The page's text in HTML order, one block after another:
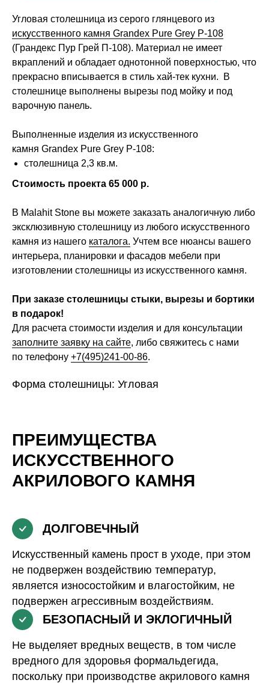
Угловая столешница из серого глянцевого из
искусственного камня Grandex Pure Grey P-108
(Грандекс Пур Грей П-108). Материал не имеет
вкраплений и обладает однотонной поверхностью, что
прекрасно вписывается в стиль хай-тек кухни. В
столешнице выполнены вырезы под мойку и под
варочную панель.
Выполненные изделия из искусственного
камня Grandex Pure Grey P-108:
столешница 2,3 кв.м.
Стоимость проекта 65 000 р.
В Malahit Stone вы можете заказать аналогичную либо
эксклюзивную столешницу из любого искусственного
камня из нашего каталога. Учтем все нюансы вашего
интерьера, планировки и фасадов мебели при
изготовлении столешницы из искусственного камня.
При заказе столешницы стыки, вырезы и бортики
в подарок!
Для расчета стоимости изделия и для консультации
заполните заявку на сайте, либо свяжитесь с нами
по телефону +7(495)241-00-86.
Форма столешницы: Угловая
ПРЕИМУЩЕСТВА
ИСКУССТВЕННОГО
АКРИЛОВОГО КАМНЯ
ДОЛГОВЕЧНЫЙ
Искусственный камень прост в уходе, при этом
не подвержен воздействию температур,
является износостойким и влагостойким, не
подвержен агрессивным воздействиям.
БЕЗОПАСНЫЙ И ЭКЛОГИЧНЫЙ
Не выделяет вредных веществ, в том числе
вредного для здоровья формальдегида,
поскольку при производстве акрилового камня